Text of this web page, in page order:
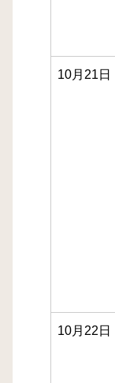
10月21日
10月22日